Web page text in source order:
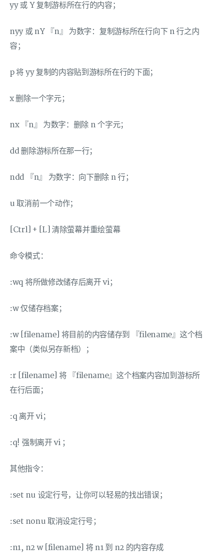
yy 或 Y 复制游标所在行的内容；
nyy 或 nY 『n』 为数字：复制游标所在行向下 n 行之内
容；
p 将 yy 复制的内容贴到游标所在行的下面；
x 删除一个字元；
nx 『n』 为数字：删除 n 个字元；
dd 删除游标所在那一行；
ndd 『n』 为数字：向下删除 n 行；
u 取消前一个动作；
[Ctrl] + [L] 清除萤幕并重绘萤幕
命令模式：
:wq 将所做修改储存后离开 vi；
:w 仅储存档案；
:w [filename] 将目前的内容储存到 『filename』这个档
案中（类似另存新档）；
:r [filename] 将 『filename』这个档案内容加到游标所
在行后面；
:q 离开 vi；
:q! 强制离开 vi ；
其他指令：
:set nu 设定行号，让你可以轻易的找出错误；
:set nonu 取消设定行号；
:n1, n2 w [filename] 将 n1 到 n2 的内容存成